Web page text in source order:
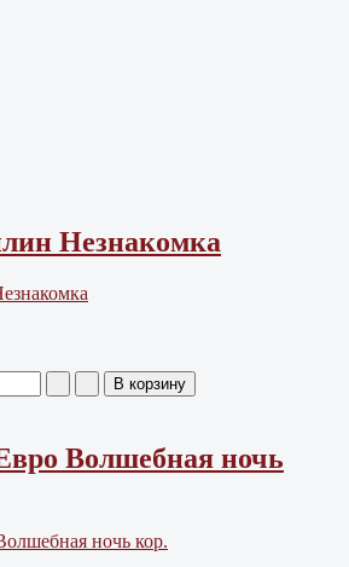
Незнакомка
Волшебная ночь